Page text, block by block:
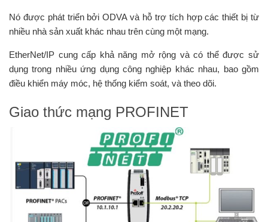
Nó được phát triển bởi ODVA và hỗ trợ tích hợp các thiết bị từ
nhiều nhà sản xuất khác nhau trên cùng một mạng.
EtherNet/IP cung cấp khả năng mở rộng và có thể được sử
dụng trong nhiều ứng dụng công nghiệp khác nhau, bao gồm
điều khiển máy móc, hệ thống kiểm soát, và theo dõi.
Giao thức mạng PROFINET